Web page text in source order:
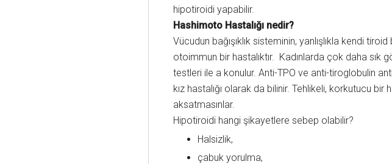
hipotiroidi yapabilir.
Hashimoto Hastalığı nedir?
Vücudun bağışıklık sisteminin, yanlışlıkla kendi
otoimmun bir hastalıktır. Kadınlarda çok daha sık
testleri ile a konulur. Anti-TPO ve anti-tiroglobulin
kız hastalığı olarak da bilinir. Tehlikeli, korkutucu bir
aksatmasınlar.
Hipotiroidi hangi şikayetlere sebep olabilir?
Halsizlik,
çabuk yorulma,